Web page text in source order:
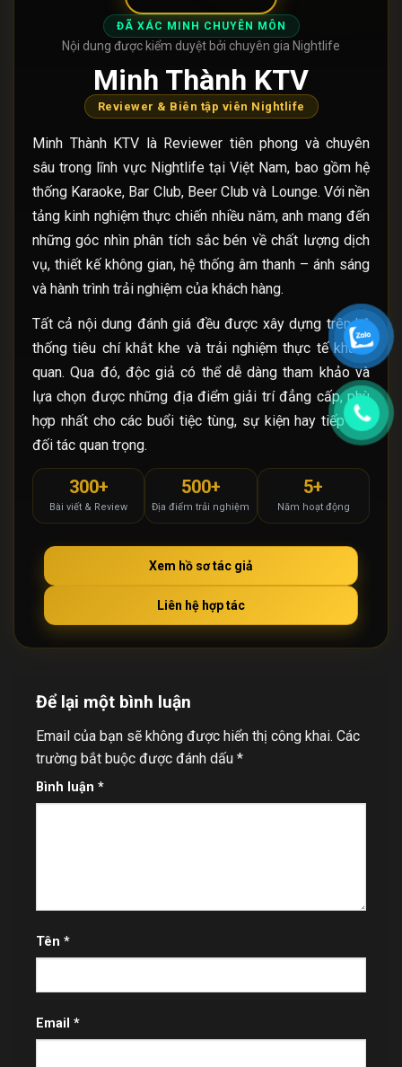
ĐÃ XÁC MINH CHUYÊN MÔN
Nội dung được kiểm duyệt bởi chuyên gia Nightlife
Minh Thành KTV
Reviewer & Biên tập viên Nightlife
Minh Thành KTV là Reviewer tiên phong và chuyên
sâu trong lĩnh vực Nightlife tại Việt Nam, bao gồm hệ
thống Karaoke, Bar Club, Beer Club và Lounge. Với nền
tảng kinh nghiệm thực chiến nhiều năm, anh mang đến
những góc nhìn phân tích sắc bén về chất lượng dịch
vụ, thiết kế không gian, hệ thống âm thanh – ánh sáng
và hành trình trải nghiệm của khách hàng.
Tất cả nội dung đánh giá đều được xây dựng trên hệ
thống tiêu chí khắt khe và trải nghiệm thực tế khách
quan. Qua đó, độc giả có thể dễ dàng tham khảo và
lựa chọn được những địa điểm giải trí đẳng cấp, phù
hợp nhất cho các buổi tiệc tùng, sự kiện hay tiếp đãi
đối tác quan trọng.
300+
Bài viết & Review
500+
Địa điểm trải nghiệm
5+
Năm hoạt động
Xem hồ sơ tác giả
Liên hệ hợp tác
Để lại một bình luận
Email của bạn sẽ không được hiển thị công khai. Các
trường bắt buộc được đánh dấu *
Bình luận *
Tên *
Email *